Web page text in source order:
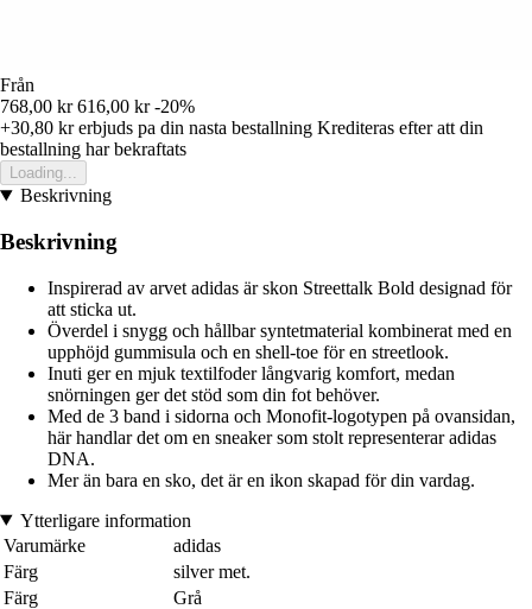
Från
768,00 kr 616,00 kr -20%
+30,80 krerbjuds pa din nasta bestallning Krediteras efter att din
bestallning har bekraftats
Loading...
Beskrivning
Beskrivning
Inspirerad av arvet adidas är skon Streettalk Bold designad för
att sticka ut.
Överdel i snygg och hållbar syntetmaterial kombinerat med en
upphöjd gummisula och en shell-toe för en streetlook.
Inuti ger en mjuk textilfoder långvarig komfort, medan
snörningen ger det stöd som din fot behöver.
Med de 3 band i sidorna och Monofit-logotypen på ovansidan,
här handlar det om en sneaker som stolt representerar adidas
DNA.
Mer än bara en sko, det är en ikon skapad för din vardag.
Ytterligare information
Varumärke
adidas
Färg
silver met.
Färg
Grå